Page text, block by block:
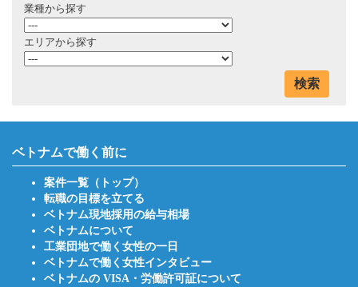
業種から探す
エリアから探す
検索
ベトナムで働く前に
案件一覧（トップ）
転職の目標を立てる
ベトナム現地採用の給与相場
ベトナムについて
工業団地で働く女性の一日
ベトナムで働く女性インタビュー
ベトナムの VISA・労働許可証について